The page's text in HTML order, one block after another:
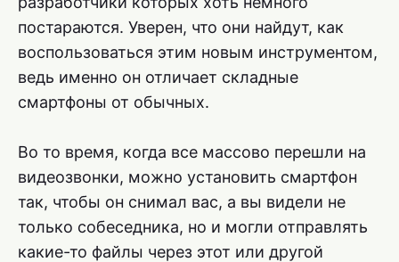
постараются. Уверен, что они найдут, как
воспользоваться этим новым инструментом,
ведь именно он отличает складные
смартфоны от обычных.
Во то время, когда все массово перешли на
видеозвонки, можно установить смартфон
так, чтобы он снимал вас, а вы видели не
только собеседника, но и могли отправлять
какие-то файлы через этот или другой